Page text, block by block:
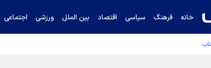
خانه فرهنگ سیاسی اقتصاد بین الملل ورزشی اجتماعی